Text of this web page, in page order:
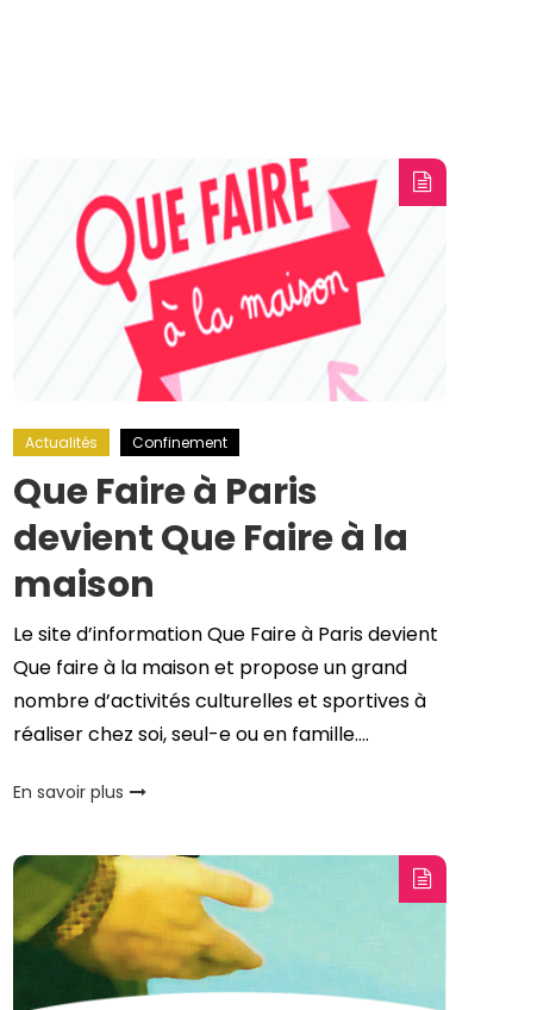
Actualités Confinement
Que Faire à Paris
devient Que Faire à la
maison
Le site d’information Que Faire à Paris devient
Que faire à la maison et propose un grand
nombre d’activités culturelles et sportives à
réaliser chez soi, seul-e ou en famille….
En savoir plus